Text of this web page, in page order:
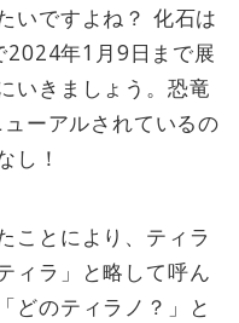
いですよね？ 化石は
2024年1月9日まで展
いきましょう。恐竜
ーアルされているの
し！
ことにより、ティラ
ィラ」と略して呼ん
どのティラノ？」と